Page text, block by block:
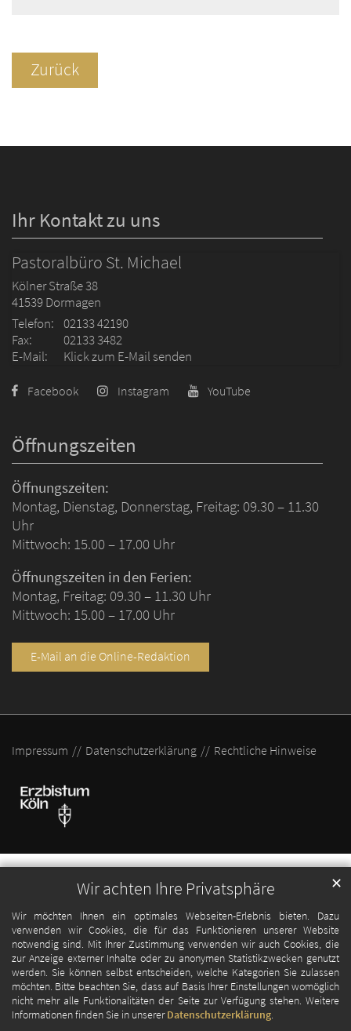
Wir achten Ihre Privatsphäre
Wir möchten Ihnen ein optimales Webseiten-Erlebnis bieten. Dazu
verwenden wir Cookies, die für das Funktionieren unserer Website
notwendig sind. Mit Ihrer Zustimmung verwenden wir auch Cookies, die
zur Anzeige externer Inhalte oder zu anonymen Statistikzwecken genutzt
werden. Sie können selbst entscheiden, welche Kategorien Sie zulassen
möchten. Bitte beachten Sie, dass auf Basis Ihrer Einstellungen womöglich
nicht mehr alle Funktionalitäten der Seite zur Verfügung stehen. Weitere
Informationen finden Sie in unsererDatenschutzerklärung.
✕
Zurück
Öffnungszeiten
Öffnungszeiten:
Montag, Dienstag, Donnerstag, Freitag: 09.30 – 11.30
Uhr
Mittwoch: 15.00 – 17.00 Uhr
Öffnungszeiten in den Ferien:
Montag, Freitag: 09.30 – 11.30 Uhr
Mittwoch: 15.00 – 17.00 Uhr
E-Mail an die Online-Redaktion
Ihr Kontakt zu uns
Pastoralbüro St. Michael
Kölner Straße 38
41539Dormagen
Telefon: 02133 42190
Fax:
02133 3482
E-Mail:
Klick zum E-Mail senden
Facebook Instagram YouTube
Impressum Datenschutzerklärung Rechtliche Hinweise